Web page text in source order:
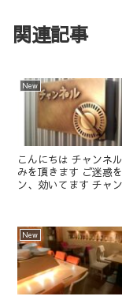
関連記事
New
こんにちは チャンネ
みを頂きます ご迷惑
ン、効いてます チャ
New